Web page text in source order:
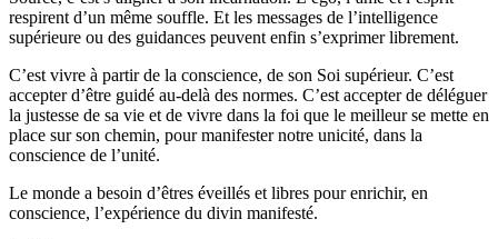
respirent d’un même souffle. Et les messages de l’intelligence
supérieure ou des guidances peuvent enfin s’exprimer librement.
C’est vivre à partir de la conscience, de son Soi supérieur. C’est
accepter d’être guidé au-delà des normes. C’est accepter de déléguer
la justesse de sa vie et de vivre dans la foi que le meilleur se mette en
place sur son chemin, pour manifester notre unicité, dans la
conscience de l’unité.
Le monde a besoin d’êtres éveillés et libres pour enrichir, en
conscience, l’expérience du divin manifesté.